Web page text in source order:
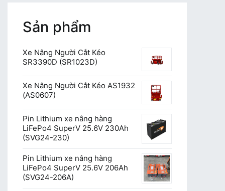
Sản phẩm
Xe Nâng Người Cắt Kéo
SR3390D (SR1023D)
Xe Nâng Người Cắt Kéo AS1932
(AS0607)
Pin Lithium xe nâng hàng
LiFePo4 SuperV 25.6V 230Ah
(SVG24-230)
Pin Lithium xe nâng hàng
LiFePo4 SuperV 25.6V 206Ah
(SVG24-206A)